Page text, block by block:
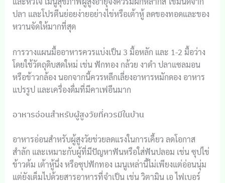
ปลา และโปรตีนย่อยง่ายอย่างไข่หรือเต้าหู้ ลดของทอดและของ
หวานจัดให้มากที่สุด
การวางแผนมื้ออาหารควรแบ่งเป็น 3 มื้อหลัก และ 1-2 มื้อว่าง
โดยใช้วัตถุดิบสดใหม่ เช่น ฟักทอง กล้วย งาดำ ปลาแซลมอน
หรือข้าวกล้อง นอกจากนี้ควรหลีกเลี่ยงอาหารหมักดอง อาหาร
แปรรูป และเครื่องดื่มที่มีคาเฟอีนมาก
อาหารอ่อนสำหรับผู้สูงวัยที่ควรมีในบ้าน
อาหารอ่อนสำหรับผู้สูงวัยช่วยลดแรงในการเคี้ยว ลดโอกาส
สำลัก และเหมาะกับผู้ที่มีปัญหาฟันหรือใส่ฟันปลอม เช่น ซุปไข่
ข้าวต้ม เต้าหู้นึ่ง หรือซุปฟักทอง เมนูเหล่านี้ไม่เพียงแต่อ่อนนุ่ม
แต่ยังเต็มไปด้วยสารอาหารที่จำเป็น เช่น วิตามิน เอ ไฟเบอร์